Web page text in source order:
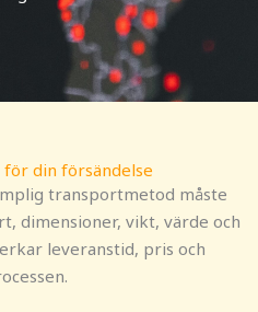
din försändelse
transportmetod måste
dimensioner, vikt, värde och
leveranstid, pris och